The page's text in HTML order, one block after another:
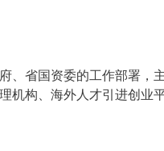
、省国资委的工作部署，
机构、海外人才引进创业